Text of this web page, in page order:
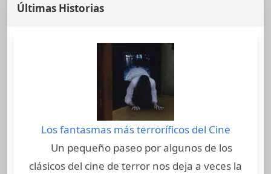
Últimas Historias
Los fantasmas más terroríficos del Cine
Un pequeño paseo por algunos de los
clásicos del cine de terror nos deja a veces la